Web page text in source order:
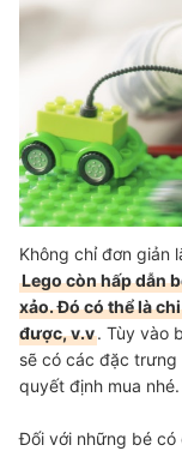
Không chỉ đơn giản
Lego còn hấp dẫn
xảo. Đó có thể là
được, v.v. Tùy vào
sẽ có các đặc trưng
quyết định mua nhé.
Đối với những bé có